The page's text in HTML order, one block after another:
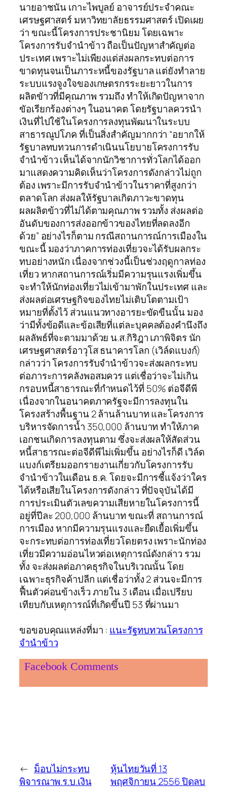
นายอาชนัน เกาะไพบูลย์ อาจารย์ประจำคณะ
เศรษฐศาสตร์ มหาวิทยาลัยธรรมศาสตร์ เปิดเผย
ว่า ขณะนี้โครงการประชานิยม โดยเฉพาะ
โครงการรับจำนำข้าว ถือเป็นปัญหาสำคัญต่อ
ประเทศ เพราะไม่เพียงแต่ส่งผลกระทบต่อการ
ขาดทุนจนเป็นภาระหนี้ของรัฐบาล แต่ยังทำลาย
ระบบแรงจูงใจของเกษตรกรระยะยาวในการ
ผลิตขัาวที่มีคุณภาพ รวมถึง ทำให้เกิดปัญหาจาก
ขัอเรียกร้องต่างๆ ในอนาคต โดยรัฐบาลควรนำ
เงินที่ไปใช้ในโครงการลงทุนพัฒนาในระบบ
สาธารณูปโภค ที่เป็นสิ่งสำคัญมากกว่า “อยากให้
รัฐบาลทบทวนการดำเนินนโยบายโครงการรับ
จำนำข้าว เห็นได้จากนักวิชาการทั่วโลกได้ออก
มาแสดงความคิดเห็นว่าโครงการดังกล่าวไม่ถูก
ต้อง เพราะมีการรับจำนำข้าวในราคาที่สูงกว่า
ตลาดโลก ส่งผลให้รัฐบาลเกิดภาวะขาดทุน
ผลผลิตข้าวที่ไม่ได้ตามคุณภาพ รวมทั้ง ส่งผลต่อ
อันดับของการส่งออกข้าวของไทยที่ลดลงอีก
ด้วย” อย่างไรก็ตาม กรณีสถานการณ์การเมืองใน
ขณะนี้ มองว่าภาคการท่องเที่ยวจะได้รับผลกระ
ทบอย่างหนัก เนื่องจากช่วงนี้เป็นช่วงฤดูกาลท่อง
เที่ยว หากสถานการณ์เริ่มมีความรุนแรงเพิ่มขึ้น
จะทำให้นักท่องเที่ยวไม่เข้ามาพักในประเทศ และ
ส่งผลต่อเศรษฐกิจของไทยไม่เติบโตตามเป้า
หมายที่ตั้งไว้ ส่วนแนวทางอารยะขัดขืนนั้น มอง
ว่ามีทั้งข้อดีและข้อเสียที่แต่ละบุคคลต้องคำนึงถึง
ผลลัพธ์ที่จะตามมาด้วย น.ส.กิริฎา เภาพิจิตร นัก
เศรษฐศาสตร์อาวุโส ธนาคารโลก (เวิล์ดแบงก์)
กล่าวว่า โครงการรับจำนำข้าวจะส่งผลกระทบ
ต่อภาระการคลังพอสมควร แต่เชื่อว่าจะไม่เกิน
กรอบหนี้สาธารณะที่กำหนดไว้ที่ 50% ต่อจีดีพี
เนื่องจากในอนาคตภาครัฐจะมีการลงทุนใน
โครงสร้างพื้นฐาน 2 ล้านล้านบาท และโครงการ
บริหารจัดการน้ำ 350,000 ล้านบาท ทำให้ภาค
เอกชนเกิดการลงทุนตาม ซึ่งจะส่งผลให้สัดส่วน
หนี้สาธารณะต่อจีดีพีไม่เพิ่มขึ้น อย่างไรก็ดี เวิล์ด
แบงก์เตรียมออกรายงานเกี่ยวกับโครงการรับ
จำนำข้าวในเดือน ธ.ค. โดยจะมีการชี้แจ้งว่าใคร
ได้หรือเสียในโครงการดังกล่าว ที่ปัจจุบันได้มี
การประเมินตัวเลขความเสียหายในโครงการนี้
อยู่ที่ปีละ 200,000 ล้านบาท ขณะที่ สถานการณ์
การเมือง หากมีความรุนแรงและยืดเยื้อเพิ่มขึ้น
จะกระทบต่อการท่องเที่ยวโดยตรง เพราะนักท่อง
เที่ยวมีความอ่อนไหวต่อเหตุการณ์ดังกล่าว รวม
ทั้ง จะส่งผลต่อภาคธุรกิจในบริเวณนั้น โดย
เฉพาะธุรกิจค้าปลีก แต่เชื่อว่าทั้ง 2 ส่วนจะมีการ
ฟื้นตัวค่อนข้างเร็ว ภายใน 3 เดือน เมื่อเปรียบ
เทียบกับเหตุการณ์ที่เกิดขึ้นปี 53 ที่ผ่านมา
ขอขอบคุณแหล่งที่มา : แนะรัฐทบทวนโครงการ
จำนำข้าว
Facebook Comments
← ม็อบไม่กระทบ
พิจารณาพ.ร.บ.เงิน
หุ้นไทยวันที่ 13
พฤศจิกายน 2556 ปิดลบ